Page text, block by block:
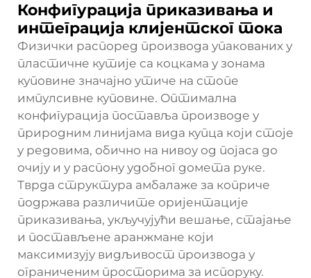
Конфигурација приказивања и
интеграција клијентског тока
Физички распоред производа упакованих у
пластичне кутије са коцкама у зонама
куповине значајно утиче на стопе
импулсивне куповине. Оптимална
конфигурација поставља производе у
природним линијама вида купца који стоје
у редовима, обично на нивоу од појаса до
очију и у распону удобног домета руке.
Тврда структура амбалаже за коприче
подржава различите оријентације
приказивања, укључујући вешање, стајање
и постављене аранжмане који
максимизују видљивост производа у
ограниченим просторима за испоруку.